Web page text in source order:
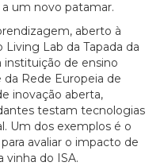
um novo patamar.
aberto à
Lab da Tapada da
de ensino
Rede Europeia de
inovação aberta,
testam tecnologias
Um dos exemplos é o
avaliar o impacto de
vinha do ISA.